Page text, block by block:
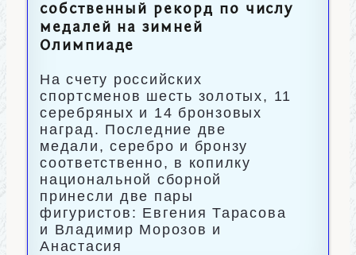
собственный рекорд по числу
медалей на зимней
Олимпиаде
На счету российских
спортсменов шесть золотых, 11
серебряных и 14 бронзовых
наград. Последние две
медали, серебро и бронзу
соответственно, в копилку
национальной сборной
принесли две пары
фигуристов: Евгения Тарасова
и Владимир Морозов и
Анастасия